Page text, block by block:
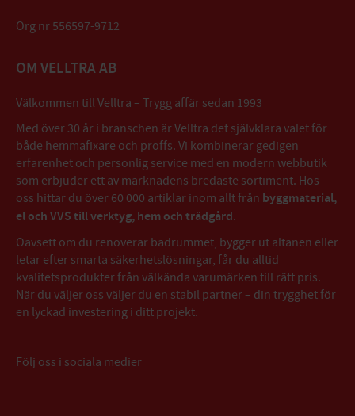
Org nr 556597-9712
OM VELLTRA AB
Välkommen till Velltra – Trygg affär sedan 1993
Med över 30 år i branschen är Velltra det självklara valet för
både hemmafixare och proffs. Vi kombinerar gedigen
erfarenhet och personlig service med en modern webbutik
som erbjuder ett av marknadens bredaste sortiment. Hos
oss hittar du över 60 000 artiklar inom allt från byggmaterial,
el och VVS till verktyg, hem och trädgård.
Oavsett om du renoverar badrummet, bygger ut altanen eller
letar efter smarta säkerhetslösningar, får du alltid
kvalitetsprodukter från välkända varumärken till rätt pris.
När du väljer oss väljer du en stabil partner – din trygghet för
en lyckad investering i ditt projekt.
Följ oss i sociala medier